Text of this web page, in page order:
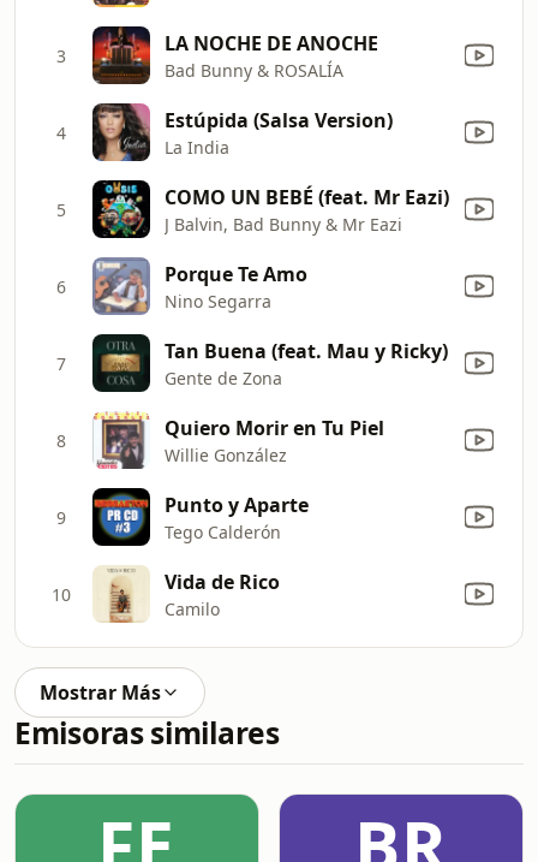
3 LA NOCHE DE ANOCHE
Bad Bunny & ROSALÍA
4 Estúpida (Salsa Version)
La India
5 COMO UN BEBÉ (feat. Mr Eazi)
J Balvin, Bad Bunny & Mr Eazi
6 Porque Te Amo
Nino Segarra
7 Tan Buena (feat. Mau y Ricky)
Gente de Zona
8 Quiero Morir en Tu Piel
Willie González
9 Punto y Aparte
Tego Calderón
10 Vida de Rico
Camilo
Mostrar Más
Emisoras similares